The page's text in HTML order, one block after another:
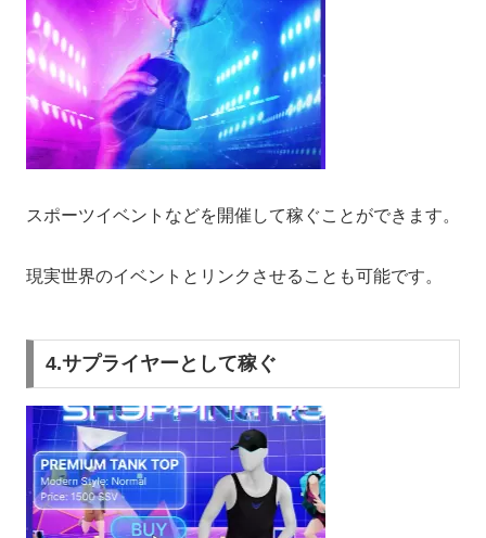
スポーツイベントなどを開催して稼ぐことができます。
現実世界のイベントとリンクさせることも可能です。
4.サプライヤーとして稼ぐ